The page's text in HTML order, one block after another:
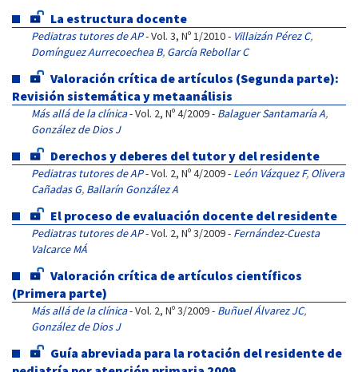
La estructura docente
Pediatras tutores de AP- Vol. 3, Nº 1/2010 - Villaizán Pérez C,
Domínguez Aurrecoechea B, García Rebollar C
Valoración crítica de artículos (Segunda parte):
Revisión sistemática y metaanálisis
Más allá de la clínica- Vol. 2, Nº 4/2009 - Balaguer Santamaría A,
González de Dios J
Derechos y deberes del tutor y del residente
Pediatras tutores de AP- Vol. 2, Nº 4/2009 - León Vázquez F, Olivera
Cañadas G, Ballarín González A
El proceso de evaluación docente del residente
Pediatras tutores de AP- Vol. 2, Nº 3/2009 - Fernández-Cuesta
Valcarce MÁ
Valoración crítica de artículos científicos
(Primera parte)
Más allá de la clínica- Vol. 2, Nº 3/2009 - Buñuel Álvarez JC,
González de Dios J
Guía abreviada para la rotación del residente de